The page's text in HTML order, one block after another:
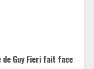
Guy Fieri fait face